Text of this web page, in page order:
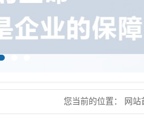
您当前的位置： 网站